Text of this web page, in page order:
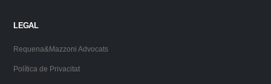
LEGAL
Requena&Mazzoni Advocats
Política de Privacitat